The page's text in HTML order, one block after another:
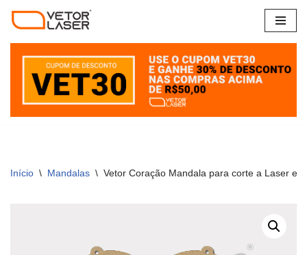
para
conteúdo
Início \ Mandalas \ Vetor Coração Mandala para corte a Laser